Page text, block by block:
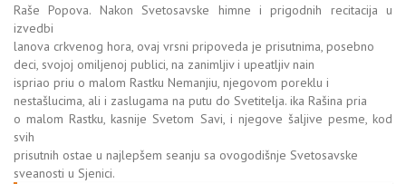
Raše Popova. Nakon Svetosavske himne i prigodnih recitacija u
izvedbi
lanova crkvenog hora, ovaj vrsni pripoveda je prisutnima, posebno
deci, svojoj omiljenoj publici, na zanimljiv i upeatljiv nain
ispriao priu o malom Rastku Nemanjiu, njegovom poreklu i
nestašlucima, ali i zaslugama na putu do Svetitelja. ika Rašina pria
o malom Rastku, kasnije Svetom Savi, i njegove šaljive pesme, kod
svih
prisutnih ostae u najlepšem seanju sa ovogodišnje Svetosavske
sveanosti u Sjenici.